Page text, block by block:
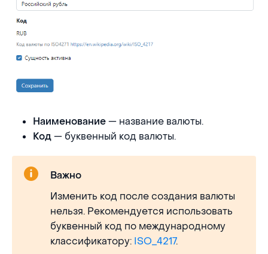
Наименование — название валюты.
Код — буквенный код валюты.
Важно
Изменить код после создания валюты
нельзя. Рекомендуется использовать
буквенный код по международному
классификатору: ISO_4217.